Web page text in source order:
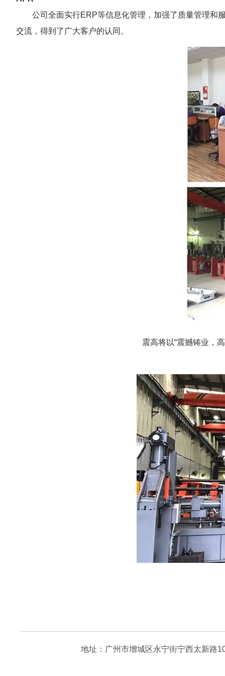
公司全面实行ERP等信息化管理，加强了质量管理和服
交流，得到了广大客户的认同。
震高将以“震撼铸业，高
地址：广州市增城区永宁街宁西太新